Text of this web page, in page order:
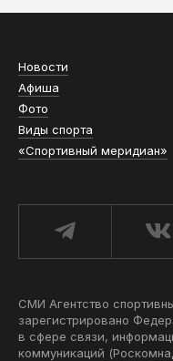
Новости
Афиша
Фото
Виды спорта
«Спортивный меридиан»
СМИ Агентство
зарегистрировано
в сфере связи,
коммуникаций